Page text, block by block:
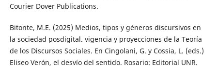
Courier Dover Publications.
Bitonte, M.E. (2025) Medios, tipos y géneros discursivos en
la sociedad posdigital. vigencia y proyecciones de la Teoría
de los Discursos Sociales. En Cingolani, G. y Cossia, L. (eds.)
Eliseo Verón, el desvío del sentido. Rosario: Editorial UNR.